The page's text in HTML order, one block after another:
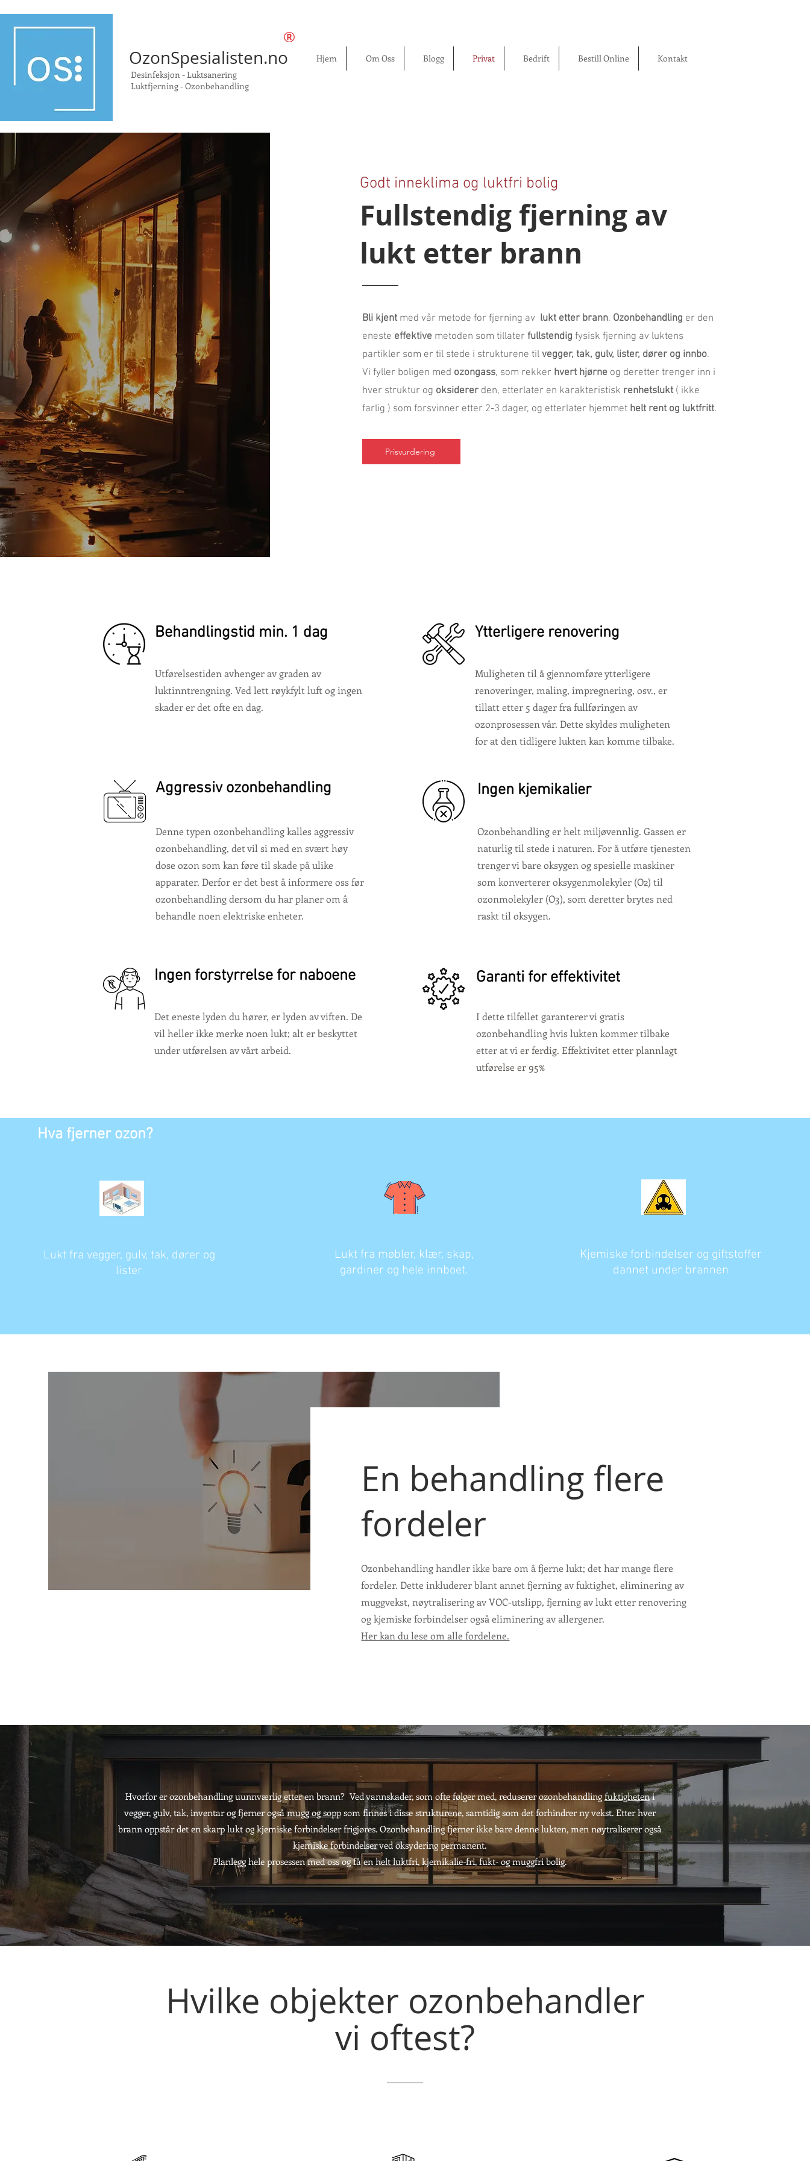
®
OzonSpesialisten.no
Desinfeksjon - Luktsanering
Luktfjerning-Ozonbehandling
Hjem Om Oss Blogg Privat Bedrift Bestill Online Kontakt
Godt inneklima og luktfri bolig
Fullstendig fjerning av
lukt etter brann
Bli kjentmed vår metode for fjerning av lukt etter brann. Ozonbehandling er den
eneste effektivemetoden som tillater fullstendig fysisk fjerning av luktens
partikler som er til stede i strukturene tilvegger, tak, gulv, lister, dører og innbo.
Vi fyller boligen med ozongass, som rekker hvert hjørneog deretter trenger inn i
hver struktur og oksidererden, etterlater en karakteristisk renhetslukt( ikke
farlig ) som forsvinner etter 2-3 dager, og etterlater hjemmet helt rent og luktfritt.
Prisvurdering
Behandlingstid min. 1 dag
Utførelsestiden avhenger av graden av
luktinntrengning. Ved lett røykfylt luft og ingen
skader er det ofte en dag.
Aggressiv ozonbehandling
Denne typen ozonbehandling kalles aggressiv
ozonbehandling, det vil si med en svært høy
dose ozon som kan føre til skade på ulike
apparater. Derfor er det best å informere oss før
ozonbehandling dersom du har planer om å
behandle noen elektriske enheter.
Ingen forstyrrelse for naboene
Det eneste lyden du hører, er lyden av viften. De
vil heller ikke merke noen lukt; alt er beskyttet
under utførelsen av vårt arbeid.
Ytterligere renovering
Muligheten til å gjennomføre ytterligere
renoveringer, maling, impregnering, osv., er
tillatt etter 5 dager fra fullføringen av
ozonprosessen vår. Dette skyldes muligheten
for at den tidligere lukten kan komme tilbake.
Ingen kjemikalier
Ozonbehandling er helt miljøvennlig. Gassen er
naturlig til stede i naturen. For å utføre tjenesten
trenger vi bare oksygen og spesielle maskiner
som konverterer oksygenmolekyler (O2) til
ozonmolekyler (O3), som deretter brytes ned
raskt til oksygen.
Garanti for effektivitet
I dette tilfellet garanterer vi gratis
ozonbehandling hvis lukten kommer tilbake
etter at vi er ferdig. Effektivitet etter plannlagt
utførelse er 95%
Hva fjerner ozon?
Lukt fra vegger, gulv, tak, dører og
lister
Lukt fra møbler, klær, skap,
gardiner og hele innboet.
Kjemiske forbindelser og giftstoffer
dannet under brannen
En behandling flere
fordeler
Ozonbehandling handler ikke bare om å fjerne lukt; det har mange flere
fordeler. Dette inkluderer blant annet fjerning av fuktighet, eliminering av
muggvekst, nøytralisering av VOC-utslipp, fjerning av lukt etter renovering
og kjemiske forbindelser også eliminering av allergener.
Her kan du lese om alle fordelene.
Hvorfor er ozonbehandling uunnværlig etter en brann? Ved vannskader, som ofte følger med, reduserer ozonbehandlingfuktigheteni
vegger, gulv, tak, inventar og fjerner ogsåmugg og soppsom finnes i disse strukturene, samtidig som det forhindrer ny vekst. Etter hver
brann oppstår det en skarp lukt og kjemiske forbindelser frigjøres. Ozonbehandling fjerner ikke bare denne lukten, men nøytraliserer også
kjemiske forbindelser ved oksydering permanent.
Planlegg hele prosessen med oss og få en helt luktfri, kjemikalie-fri, fukt- og muggfri bolig.
Hvilke objekter ozonbehandler
vi oftest?